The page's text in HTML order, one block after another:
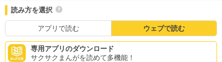
読み方を選択
アプリで読む ウェブで読む
専用アプリのダウンロード
サクサクまんがを読めて多機能！